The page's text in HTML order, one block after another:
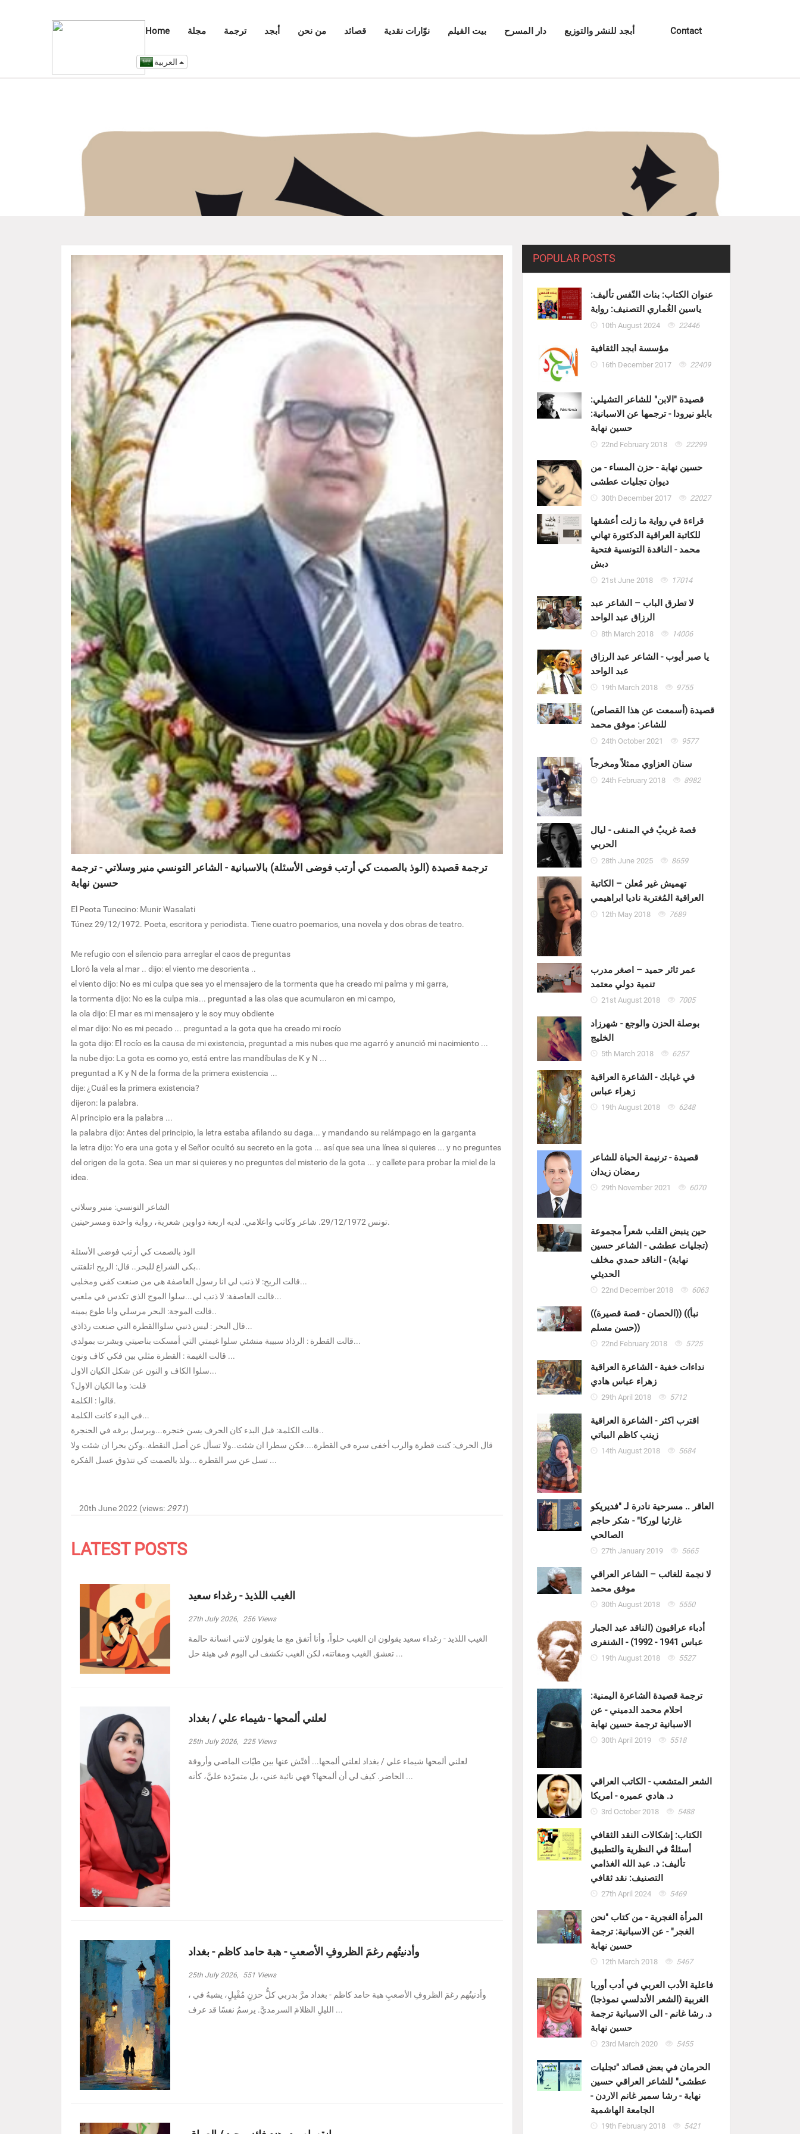
Home مجلة ترجمة أبجد من نحن قصائد نوّارات نقدية بيت الفيلم دار المسرح أبجد للنشر والتوزيع Contact
ترجمة قصيدة (الوذ بالصمت كي أرتب فوضى الأسئلة) بالاسبانية - الشاعر التونسي منير وسلاتي - ترجمة
حسين نهابة
El Peota Tunecino: Munir Wasalati
Túnez 29/12/1972. Poeta, escritora y periodista. Tiene cuatro poemarios, una novela y dos obras de teatro.
Me refugio con el silencio para arreglar el caos de preguntas
Lloró la vela al mar .. dijo: el viento me desorienta ..
el viento dijo: No es mi culpa que sea yo el mensajero de la tormenta que ha creado mi palma y mi garra,
la tormenta dijo: No es la culpa mia... preguntad a las olas que acumularon en mi campo,
la ola dijo: El mar es mi mensajero y le soy muy obdiente
el mar dijo: No es mi pecado ... preguntad a la gota que ha creado mi rocío
la gota dijo: El rocío es la causa de mi existencia, preguntad a mis nubes que me agarró y anunció mi nacimiento ...
la nube dijo: La gota es como yo, está entre las mandíbulas de K y N ...
preguntad a K y N de la forma de la primera existencia ...
dije: ¿Cuál es la primera existencia?
dijeron: la palabra.
Al principio era la palabra ...
la palabra dijo: Antes del principio, la letra estaba afilando su daga... y mandando su relámpago en la garganta
la letra dijo: Yo era una gota y el Señor ocultó su secreto en la gota ... así que sea una línea si quieres ... y no preguntes
del origen de la gota. Sea un mar si quieres y no preguntes del misterio de la gota ... y callete para probar la miel de la
idea.
الشاعر التونسي: منير وسلاتي
تونس 29/12/1972. شاعر وكاتب واعلامي. لديه اربعة دواوين شعرية، رواية واحدة ومسرحيتين.
الوذ بالصمت كي أرتب فوضى الأسئلة
بكى الشراع للبحر.. قال: الريح اتلفتني..
قالت الريح: لا ذنب لي انا رسول العاصفة هي من صنعت كفي ومخلبي...
قالت العاصفة: لا ذنب لي...سلوا الموج الذي تكدس في ملعبي...
قالت الموجة: البحر مرسلي وانا طوع يمينه..
قال البحر : ليس ذنبي سلواالقطرة التي صنعت رذاذي...
قالت القطرة : الرذاذ سبيبة منشئي سلوا غيمتي التي أمسكت بناصيتي وبشرت بمولدي...
قالت الغيمة : القطرة مثلي بين فكي كاف ونون ...
سلوا الكاف و النون عن شكل الكيان الاول...
قلت: وما الكيان الاول؟
قالوا : الكلمة.
في البدء كانت الكلمة...
قالت الكلمة: قبل البدء كان الحرف يسن خنجره...ويرسل برقه في الحنجرة..
قال الحرف: كنت قطرة والرب أخفى سره في القطرة....فكن سطرا ان شئت..ولا تسأل عن أصل النقطة..وكن بحرا ان شئت ولا
تسل عن سر القطرة ...ولذ بالصمت كي تتذوق عسل الفكرة ...
20th June 2022 (views: 2971)
LATEST POSTS
الغيب اللذيذ - رغداء سعيد
27th July 2026, 256Views
الغيب اللذيذ - رغداء سعيد يقولون ان الغيب حلواً، وأنا أتفق مع ما يقولون لانني انسانة حالمة
تعشق الغيب ومفاتنه، لكن الغيب تكشف لي اليوم في هيئة حل ...
لعلني ألمحها - شيماء علي / بغداد
25th July 2026, 225Views
لعلني ألمحها شيماء علي / بغداد لعلني ألمحها... أفتّش عنها بين طيّات الماضي وأروقة
الحاضر. كيف لي أن ألمحها؟ فهي نائية عني، بل متمرّدة عليَّ، كأنه ...
وأدنيتُهم رغمَ الظروفِ الأصعبِ - هبة حامد كاظم - بغداد
25th July 2026, 551 Views
، وأدنيتُهم رغمَ الظروفِ الأصعبِ هبة حامد كاظم - بغداد مرَّ بدربي كلُّ حزنٍ مُقْبِلٍ، يشبهُ في
الليلِ الظلامَ السرمديَّ. يرسمُ نفسًا قد عرف ...
POPULAR POSTS
عنوان الكتاب: بنات النّفس تأليف:
ياسين الغُماري التصنيف: رواية
10th August 2024 22446
مؤسسة ابجد الثقافية
16th December 2017 22409
قصيدة "الابن" للشاعر التشيلي:
بابلو نيرودا - ترجمها عن الاسبانية:
حسين نهابة
22nd February 2018 22299
حسين نهابة - حزن المساء - من
ديوان تجليات عطشى
30th December 2017 22027
قراءة في رواية ما زلت أعشقها
للكاتبة العراقية الدكتورة تهاني
محمد - الناقدة التونسية فتحية
دبش
21st June 2018 17014
لا تطرق الباب – الشاعر عبد
الرزاق عبد الواحد
8th March 2018 14006
يا صبر أيوب - الشاعر عبد الرزاق
عبد الواحد
19th March 2018 9755
قصيدة (أسمعت عن هذا القصاص)
للشاعر: موفق محمد
24th October 2021 9577
سنان العزاوي ممثلاً ومخرجاً
24th February 2018 8982
قصة غريبٌ في المنفى - ليال
الحربي
28th June 2025 8659
تهميش غير مُعلن – الكاتبة
العراقية المُغتربة ناديا ابراهيمي
12th May 2018 7689
عمر ثائر حميد – اصغر مدرب
تنمية دولي معتمد
21st August 2018 7005
بوصلة الحزن والوجع - شهرزاد
الخليج
5th March 2018 6257
في غيابك - الشاعرة العراقية
زهراء عباس
19th August 2018 6248
قصيدة - ترنيمة الحياة للشاعر
رمضان زيدان
29th November 2021 6070
حين ينبض القلب شعراً مجموعة
(تجليات عطشى - الشاعر حسين
نهابة) - الناقد حمدي مخلف
الحديثي
22nd December 2018 6063
((الحصان - قصة قصيرة)) ((نبأ
حسن مسلم))
22nd February 2018 5725
نداءات خفية - الشاعرة العراقية
زهراء عباس هادي
29th April 2018 5712
اقترب اكثر - الشاعرة العراقية
زينب كاظم البياتي
14th August 2018 5684
العاقر .. مسرحية نادرة لـ "فديريكو
غارثيا لوركا" - شكر حاجم
الصالحي
27th January 2019 5665
لا نجمة للغائب – الشاعر العراقي
موفق محمد
30th August 2018 5550
أدباء عراقيون (الناقد عبد الجبار
عباس 1941 - 1992) - الشنفرى
19th August 2018 5527
ترجمة قصيدة الشاعرة اليمنية:
احلام محمد الدميني - عن
الاسبانية ترجمة حسين نهابة
30th April 2019 5518
الشعر المتشعب - الكاتب العراقي
د. هادي عميره - امريكا
3rd October 2018 5488
الكتاب: إشكالات النقد الثقافي
أسئلةٌ في النظرية والتطبيق
تأليف: د. عبد الله الغذامي
التصنيف: نقد ثقافي
27th April 2024 5469
المرأة الغجرية - من كتاب "نحن
الغجر" - عن الاسبانية: ترجمة
حسين نهابة
12th March 2018 5467
فاعلية الأدب العربي في أدب أوربا
الغربية (الشعر الأندلسي نموذجا)
د. رشا غانم - الى الاسبانية ترجمة
حسين نهابة
23rd March 2020 5455
الحرمان في بعض قصائد "تجليات
عطشى" للشاعر العراقي حسين
نهابة - رشا سمير غانم الاردن -
الجامعة الهاشمية
19th February 2018 5421